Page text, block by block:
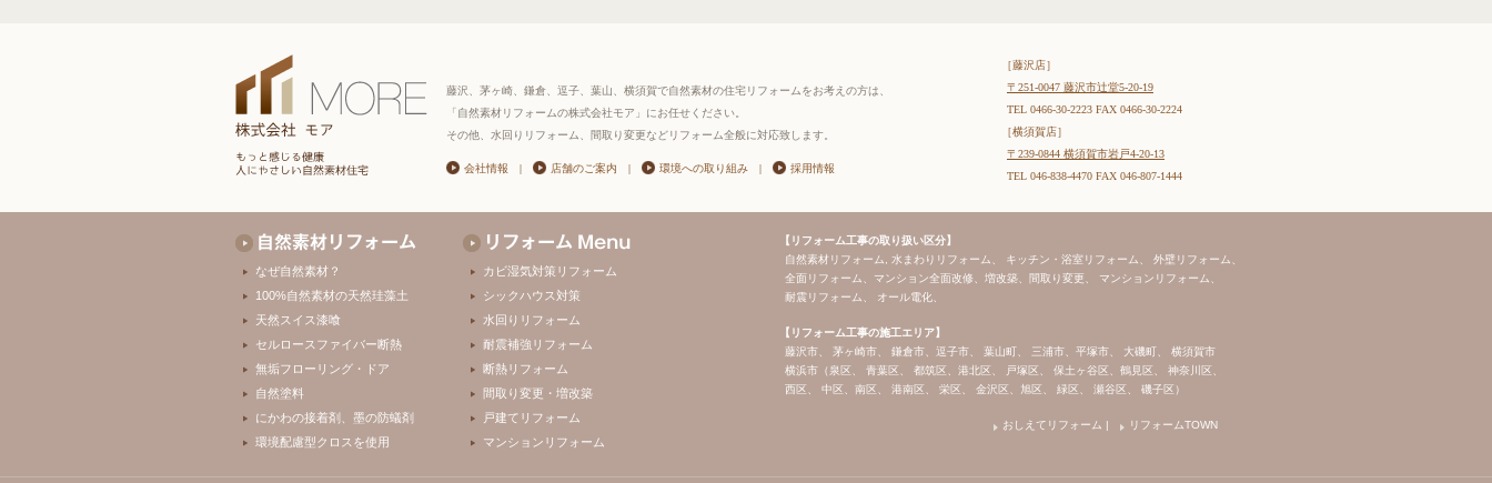
藤沢、茅ヶ崎、鎌倉、逗子、葉山、横須賀で自然素材の住宅リフォームをお考えの方は、
「自然素材リフォームの株式会社モア」にお任せください。
その他、水回りリフォーム、間取り変更などリフォーム全般に対応致します。
会社情報 | 店舗のご案内 | 環境への取り組み | 採用情報
［藤沢店］
〒251-0047 藤沢市辻堂5-20-19
TEL 0466-30-2223 FAX 0466-30-2224
［横須賀店］
〒239-0844 横須賀市岩戸4-20-13
TEL 046-838-4470 FAX 046-807-1444
なぜ自然素材？
100%自然素材の天然珪藻土
天然スイス漆喰
セルロースファイバー断熱
無垢フローリング・ドア
自然塗料
にかわの接着剤、墨の防蟻剤
環境配慮型クロスを使用
カビ湿気対策リフォーム
シックハウス対策
水回りリフォーム
耐震補強リフォーム
断熱リフォーム
間取り変更・増改築
戸建てリフォーム
マンションリフォーム
【リフォーム工事の取り扱い区分】
自然素材リフォーム, 水まわりリフォーム、 キッチン・浴室リフォーム、 外壁リフォーム、
全面リフォーム、マンション全面改修、増改築、間取り変更、 マンションリフォーム、
耐震リフォーム、 オール電化、
【リフォーム工事の施工エリア】
藤沢市、 茅ヶ崎市、 鎌倉市、逗子市、 葉山町、 三浦市、平塚市、 大磯町、 横須賀市
横浜市（泉区、 青葉区、 都筑区、港北区、 戸塚区、 保土ヶ谷区、鶴見区、 神奈川区、
西区、 中区、南区、 港南区、 栄区、 金沢区、旭区、 緑区、 瀬谷区、 磯子区）
おしえてリフォーム | リフォームTOWN